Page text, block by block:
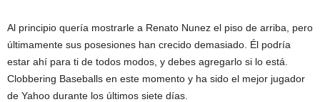
Al principio quería mostrarle a Renato Nunez el piso de arriba, pero
últimamente sus posesiones han crecido demasiado. Él podría
estar ahí para ti de todos modos, y debes agregarlo si lo está.
Clobbering Baseballs en este momento y ha sido el mejor jugador
de Yahoo durante los últimos siete días.